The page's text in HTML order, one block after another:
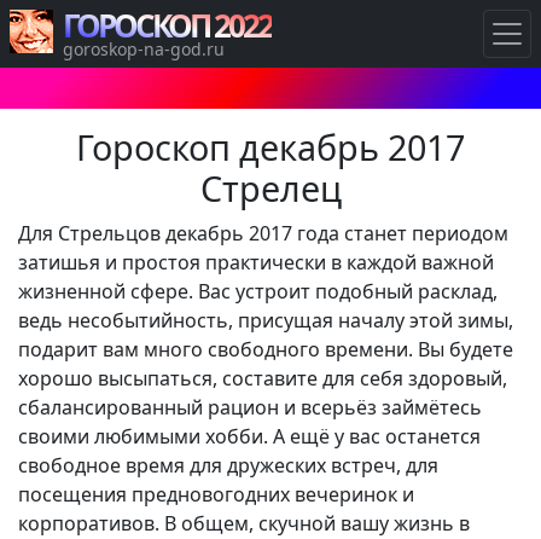
Гороскоп декабрь 2017
Стрелец
Для Стрельцов декабрь 2017 года станет периодом
затишья и простоя практически в каждой важной
жизненной сфере. Вас устроит подобный расклад,
ведь несобытийность, присущая началу этой зимы,
подарит вам много свободного времени. Вы будете
хорошо высыпаться, составите для себя здоровый,
сбалансированный рацион и всерьёз займётесь
своими любимыми хобби. А ещё у вас останется
свободное время для дружеских встреч, для
посещения предновогодних вечеринок и
корпоративов. В общем, скучной вашу жизнь в
ГОРОСКОП 2022
goroskop-na-god.ru